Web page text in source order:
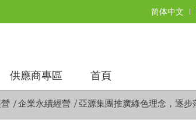
简体中文
供應商專區 首頁
/企業永續經營 /亞源集團推廣綠色理念，逐步